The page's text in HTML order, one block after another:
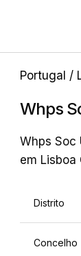
Portugal /
Whps
Whps Soc
em Lisboa
Distrito
Concelho